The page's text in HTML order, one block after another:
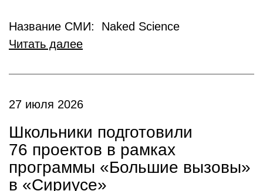
Название СМИ: Naked Science
Читать далее
27 июля 2026
Школьники подготовили
76 проектов в рамках
программы «Большие вызовы»
в «Сириусе»